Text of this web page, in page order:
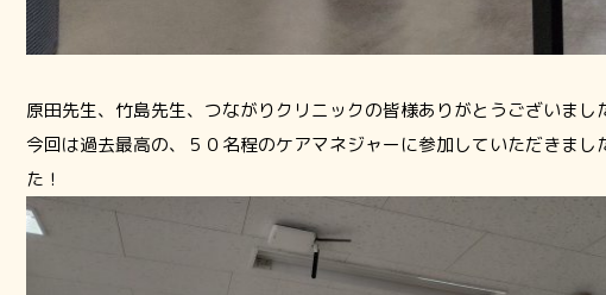
原田先生、竹島先生、つながりクリニックの皆様ありがとうございまし
今回は過去最高の、５０名程のケアマネジャーに参加していただきま
た！